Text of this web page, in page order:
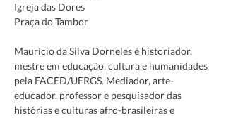
Igreja das Dores
Praça do Tambor
Maurício da Silva Dorneles é historiador,
mestre em educação, cultura e humanidades
pela FACED/UFRGS. Mediador, arte-
educador. professor e pesquisador das
histórias e culturas afro-brasileiras e